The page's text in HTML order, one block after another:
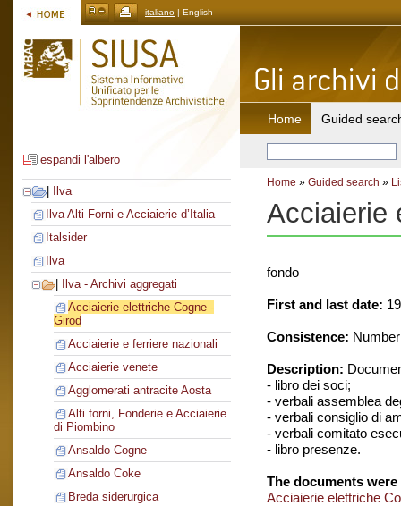
italiano | English
espandi l'albero
Ilva
Ilva Alti Forni e Acciaierie d’Italia
Italsider
Ilva
Ilva - Archivi aggregati
Acciaierie elettriche Cogne -
Girod
Acciaierie e ferriere nazionali
Acciaierie venete
Agglomerati antracite Aosta
Alti forni, Fonderie e Acciaierie
di Piombino
Ansaldo Cogne
Ansaldo Coke
Breda siderurgica
Home Guided
Home » Guided search »
Acciaierie
fondo
First and last date:
Consistence:
Description:
- libro dei soci;
- verbali assemblea
- verbali consiglio di
- verbali comitato
- libro presenze.
The documents
Acciaierie elettriche